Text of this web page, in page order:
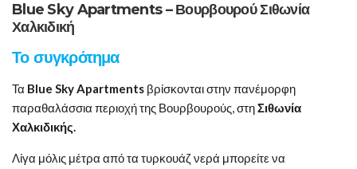
Blue Sky Apartments – Βουρβουρού Σιθωνία
Χαλκιδική
Το συγκρότημα
Τα Blue Sky Apartments βρίσκονται στην πανέμορφη
παραθαλάσσια περιοχή της Βουρβουρούς, στηΣιθωνία
Χαλκιδικής.
Λίγα μόλις μέτρα από τα τυρκουάζ νερά μπορείτε να